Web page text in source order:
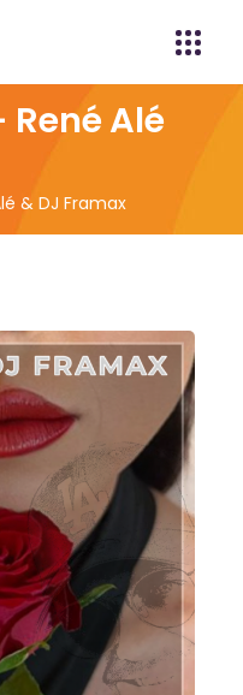
Alé
& DJ Framax